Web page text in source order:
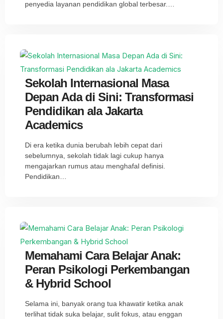
penyedia layanan pendidikan global terbesar.…
Sekolah Internasional Masa
Depan Ada di Sini: Transformasi
Pendidikan ala Jakarta
Academics
Di era ketika dunia berubah lebih cepat dari
sebelumnya, sekolah tidak lagi cukup hanya
mengajarkan rumus atau menghafal definisi.
Pendidikan…
Memahami Cara Belajar Anak:
Peran Psikologi Perkembangan
& Hybrid School
Selama ini, banyak orang tua khawatir ketika anak
terlihat tidak suka belajar, sulit fokus, atau enggan